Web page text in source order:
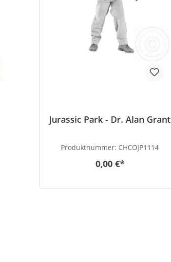
Jurassic Park - Dr. Alan Grant
Produktnummer: CHCOJP1114
0,00 €*